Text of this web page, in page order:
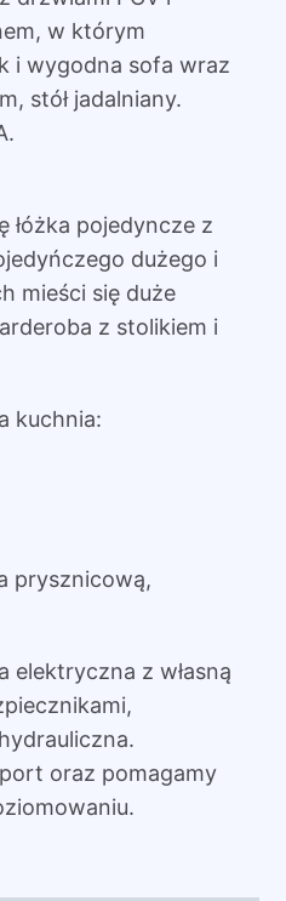
w którym
i wygodna sofa wraz
stół jadalniany.
łóżka pojedyncze z
dużego i
mieści się duże
z stolikiem i
kuchnia:
prysznicową,
elektryczna z własną
oraz pomagamy